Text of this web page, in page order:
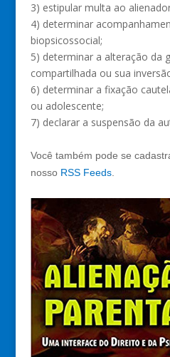
3) estipular multa ao
4) determinar
biopsicossocial;
5) determinar a alteração da
compartilhada ou sua
6) determinar a fixação
ou adolescente;
7) declarar a suspensão da
Você também pode se
nosso RSS Feeds.